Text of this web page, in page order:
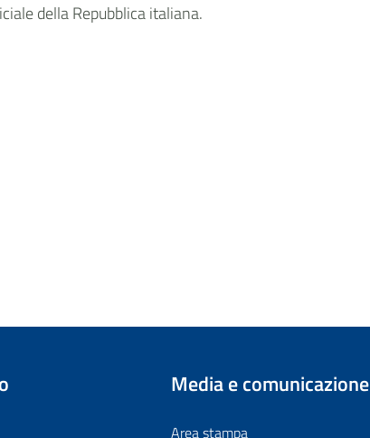
della Repubblica italiana.
Media e comunicazione
Area stampa